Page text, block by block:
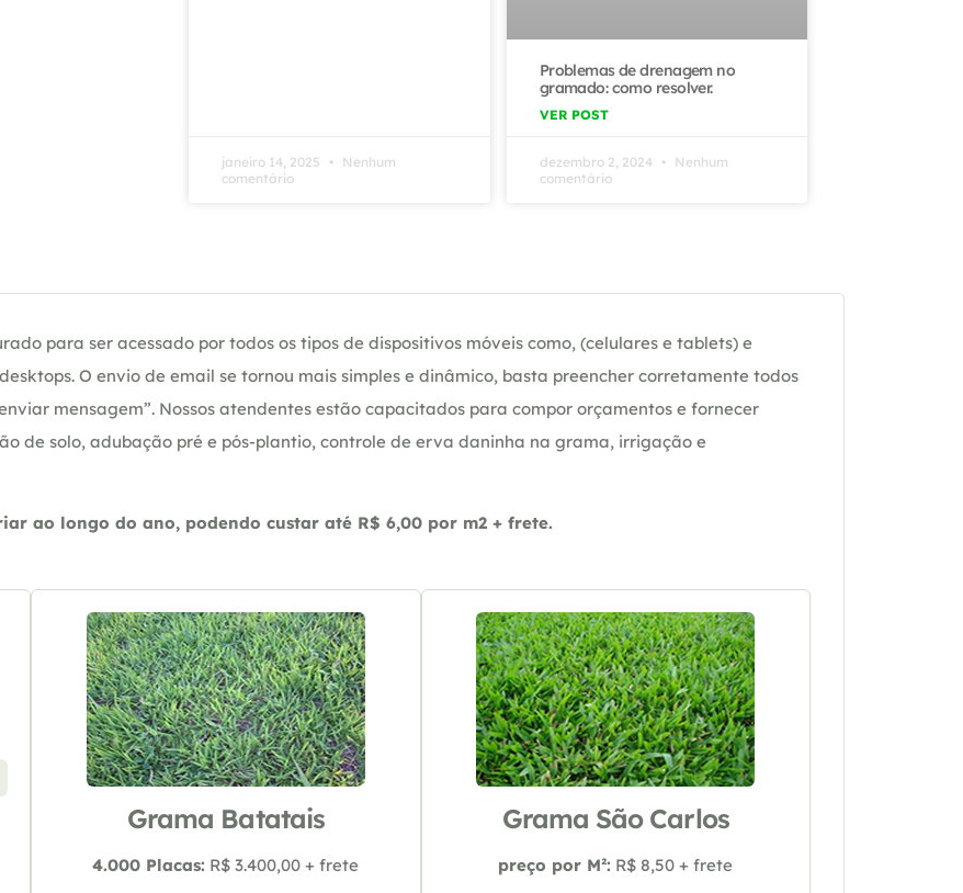
janeiro 14, 2025
Nenhum
comentário
Problemas de drenagem no
gramado: como resolver.
VER POST
dezembro 2, 2024
Nenhum
comentário
para ser acessado por todos os tipos de dispositivos móveis como, (celulares e tablets) e
O envio de email se tornou mais simples e dinâmico, basta preencher corretamente todos
mensagem”. Nossos atendentes estão capacitados para compor orçamentos e fornecer
de solo, adubação pré e pós-plantio, controle de erva daninha na grama, irrigação e
ao longo do ano, podendo custar até R$ 6,00 por m2 + frete.
Grama Batatais
4.000 Placas: R$ 3.400,00 + frete
Grama São Carlos
preço por M²: R$ 8,50 + frete